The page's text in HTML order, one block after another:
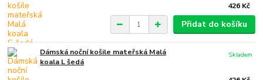
426 Kč
Přidat do košíku
Dámská noční košile mateřská Malá
koala L šedá
Skladem